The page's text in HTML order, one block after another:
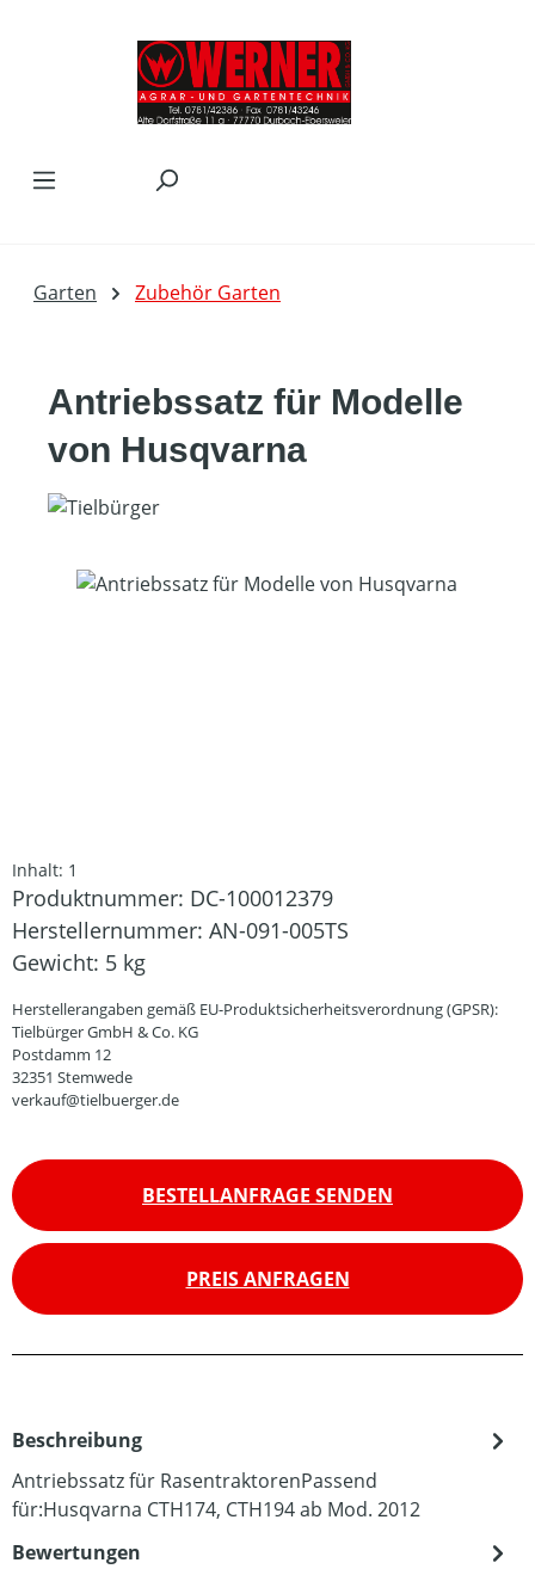
Garten Zubehör Garten
Antriebssatz für Modelle
von Husqvarna
Bildergalerie überspringen
Inhalt: 1
Produktnummer: DC-100012379
Herstellernummer: AN-091-005TS
Gewicht: 5 kg
Herstellerangaben gemäß EU-Produktsicherheitsverordnung (GPSR):
Tielbürger GmbH & Co. KG
Postdamm 12
32351 Stemwede
verkauf@tielbuerger.de
BESTELLANFRAGE SENDEN
PREIS ANFRAGEN
Beschreibung
Antriebssatz für RasentraktorenPassend
für:Husqvarna CTH174, CTH194 ab Mod. 2012
Bewertungen